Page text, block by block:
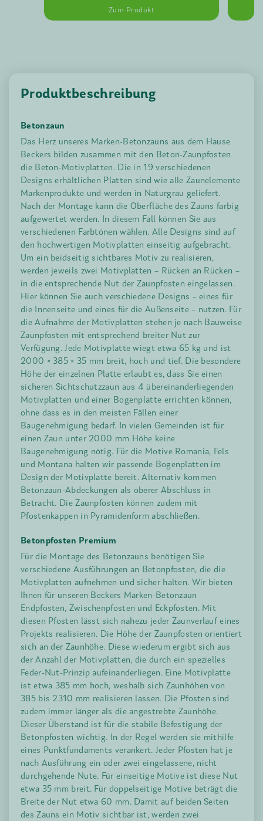
Zum Produkt
Produktbeschreibung
Betonzaun
Das Herz unseres Marken-Betonzauns aus dem Hause
Beckers bilden zusammen mit den Beton-Zaunpfosten
die Beton-Motivplatten. Die in 19 verschiedenen
Designs erhältlichen Platten sind wie alle Zaunelemente
Markenprodukte und werden in Naturgrau geliefert.
Nach der Montage kann die Oberfläche des Zauns farbig
aufgewertet werden. In diesem Fall können Sie aus
verschiedenen Farbtönen wählen. Alle Designs sind auf
den hochwertigen Motivplatten einseitig aufgebracht.
Um ein beidseitig sichtbares Motiv zu realisieren,
werden jeweils zwei Motivplatten – Rücken an Rücken –
in die entsprechende Nut der Zaunpfosten eingelassen.
Hier können Sie auch verschiedene Designs – eines für
die Innenseite und eines für die Außenseite – nutzen. Für
die Aufnahme der Motivplatten stehen je nach Bauweise
Zaunpfosten mit entsprechend breiter Nut zur
Verfügung. Jede Motivplatte wiegt etwa 65 kg und ist
2000 × 385 × 35 mm breit, hoch und tief. Die besondere
Höhe der einzelnen Platte erlaubt es, dass Sie einen
sicheren Sichtschutzzaun aus 4 übereinanderliegenden
Motivplatten und einer Bogenplatte errichten können,
ohne dass es in den meisten Fällen einer
Baugenehmigung bedarf. In vielen Gemeinden ist für
einen Zaun unter 2000 mm Höhe keine
Baugenehmigung nötig. Für die Motive Romania, Fels
und Montana halten wir passende Bogenplatten im
Design der Motivplatte bereit. Alternativ kommen
Betonzaun-Abdeckungen als oberer Abschluss in
Betracht. Die Zaunpfosten können zudem mit
Pfostenkappen in Pyramidenform abschließen.
Betonpfosten Premium
Für die Montage des Betonzauns benötigen Sie
verschiedene Ausführungen an Betonpfosten, die die
Motivplatten aufnehmen und sicher halten. Wir bieten
Ihnen für unseren Beckers Marken-Betonzaun
Endpfosten, Zwischenpfosten und Eckpfosten. Mit
diesen Pfosten lässt sich nahezu jeder Zaunverlauf eines
Projekts realisieren. Die Höhe der Zaunpfosten orientiert
sich an der Zaunhöhe. Diese wiederum ergibt sich aus
der Anzahl der Motivplatten, die durch ein spezielles
Feder-Nut-Prinzip aufeinanderliegen. Eine Motivplatte
ist etwa 385 mm hoch, weshalb sich Zaunhöhen von
385 bis 2310 mm realisieren lassen. Die Pfosten sind
zudem immer länger als die angestrebte Zaunhöhe.
Dieser Überstand ist für die stabile Befestigung der
Betonpfosten wichtig. In der Regel werden sie mithilfe
eines Punktfundaments verankert. Jeder Pfosten hat je
nach Ausführung ein oder zwei eingelassene, nicht
durchgehende Nute. Für einseitige Motive ist diese Nut
etwa 35 mm breit. Für doppelseitige Motive beträgt die
Breite der Nut etwa 60 mm. Damit auf beiden Seiten
des Zauns ein Motiv sichtbar ist, werden zwei